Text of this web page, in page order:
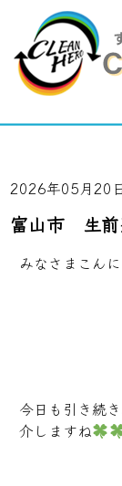
2026年05月20
富山市 生
みなさまこん
今日も引き続
介しますね